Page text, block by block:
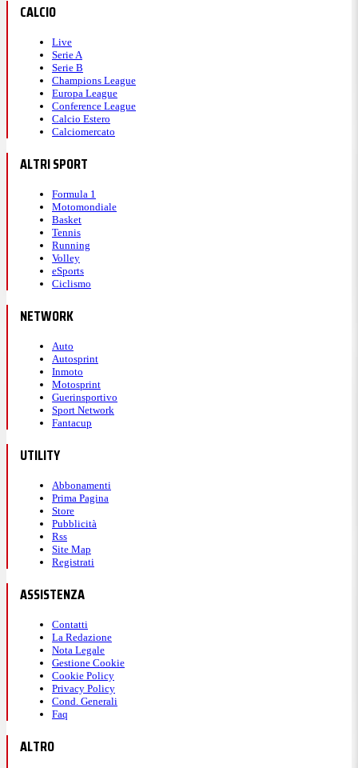
CALCIO
Live
Serie A
Serie B
Champions League
Europa League
Conference League
Calcio Estero
Calciomercato
ALTRI SPORT
Formula 1
Motomondiale
Basket
Tennis
Running
Volley
eSports
Ciclismo
NETWORK
Auto
Autosprint
Inmoto
Motosprint
Guerinsportivo
Sport Network
Fantacup
UTILITY
Abbonamenti
Prima Pagina
Store
Pubblicità
Rss
Site Map
Registrati
ASSISTENZA
Contatti
La Redazione
Nota Legale
Gestione Cookie
Cookie Policy
Privacy Policy
Cond. Generali
Faq
ALTRO